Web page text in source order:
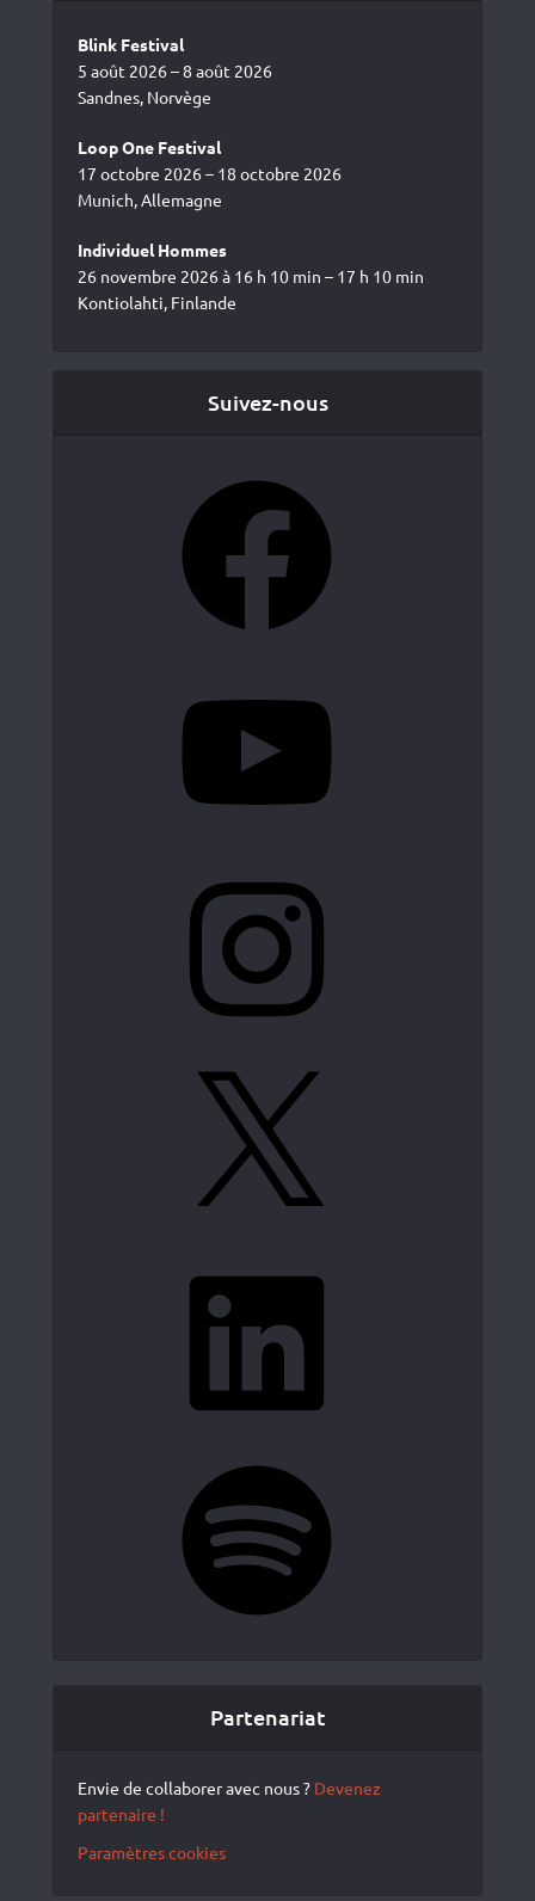
Blink Festival
5 août 2026 – 8 août 2026
Sandnes, Norvège
Loop One Festival
17 octobre 2026 – 18 octobre 2026
Munich, Allemagne
Individuel Hommes
26 novembre 2026 à 16 h 10 min – 17 h 10 min
Kontiolahti, Finlande
Suivez-nous
Partenariat
Envie de collaborer avec nous ? Devenez
partenaire !
Paramètres cookies